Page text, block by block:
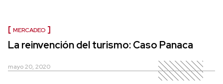
MERCADEO
La reinvención del turismo: Caso Panaca
mayo 20, 2020